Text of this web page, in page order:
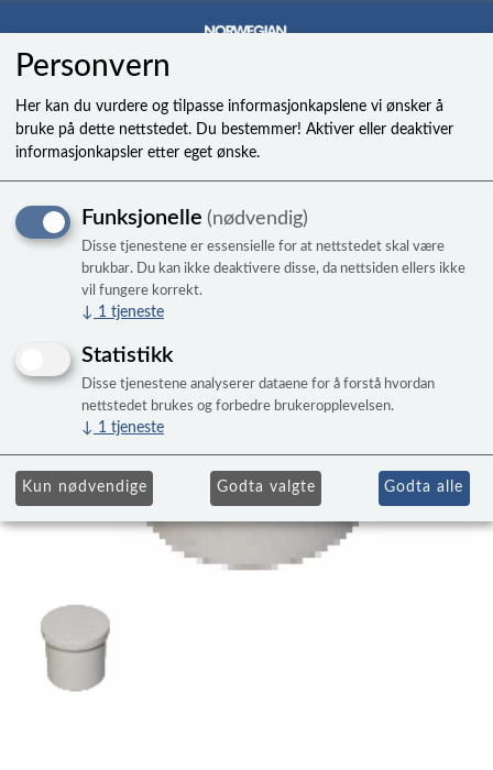
449-005 plug 1/2
Personvern
Her kan du vurdere og tilpasse informasjonkapslene vi ønsker å
bruke på dette nettstedet. Du bestemmer! Aktiver eller deaktiver
informasjonkapsler etter eget ønske.
Funksjonelle (nødvendig)
Disse tjenestene er essensielle for at nettstedet skal være
brukbar. Du kan ikke deaktivere disse, da nettsiden ellers ikke
vil fungere korrekt.
↓ 1 tjeneste
Statistikk
Disse tjenestene analyserer dataene for å forstå hvordan
nettstedet brukes og forbedre brukeropplevelsen.
↓ 1 tjeneste
Kun nødvendige Godta valgte Godta alle